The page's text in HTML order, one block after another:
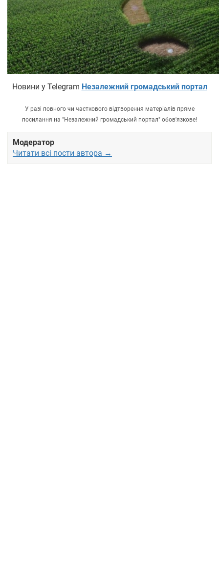
Новини у Telegram Незалежний громадський портал
У разі повного чи часткового відтворення матеріалів пряме
посилання на "Незалежний громадський портал" обов'язкове!
Модератор
Читати всі пости автора →